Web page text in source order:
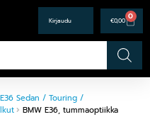
€0,00 0
Sedan / Touring /
BMW E36, tummaoptiikka